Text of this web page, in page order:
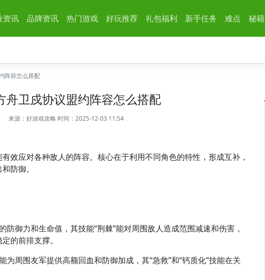
资讯 品牌资讯 热门游戏 好玩推荐 礼包福利 新手任务 难点 秘籍
阵容怎么搭配
舟卫戍协议盟约阵容怎么搭配
来源： 好游戏攻略时间：2025-12-03 11:54
效应对各种敌人的阵容。核心在于利用不同角色的特性，形成互补，
防御。
防御力和生命值，其技能“荆棘”能对周围敌人造成范围减速和伤害，
的前排支撑。
为周围友军提供高额回血和防御加成，其“急救”和“钙质化”技能在关